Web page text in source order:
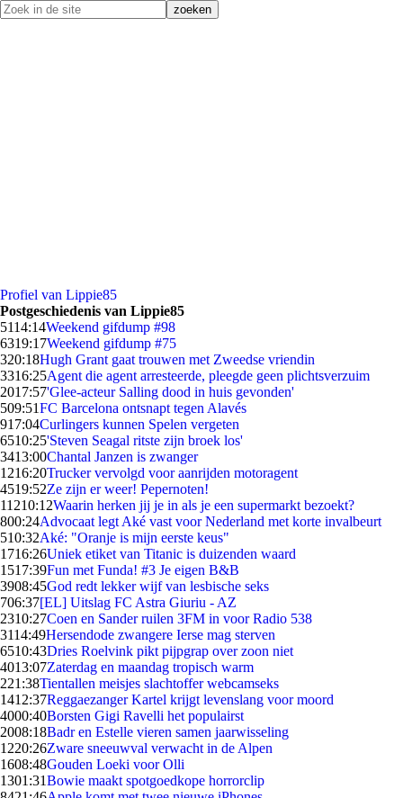
Profiel van Lippie85
Postgeschiedenis van Lippie85
5114:14Weekend gifdump #98
6319:17Weekend gifdump #75
320:18Hugh Grant gaat trouwen met Zweedse vriendin
3316:25Agent die agent arresteerde, pleegde geen plichtsverzuim
2017:57'Glee-acteur Salling dood in huis gevonden'
509:51FC Barcelona ontsnapt tegen Alavés
917:04Curlingers kunnen Spelen vergeten
6510:25'Steven Seagal ritste zijn broek los'
3413:00Chantal Janzen is zwanger
1216:20Trucker vervolgd voor aanrijden motoragent
4519:52Ze zijn er weer! Pepernoten!
11210:12Waarin herken jij je in als je een supermarkt bezoekt?
800:24Advocaat legt Aké vast voor Nederland met korte invalbeurt
510:32Aké: "Oranje is mijn eerste keus"
1716:26Uniek etiket van Titanic is duizenden waard
1517:39Fun met Funda! #3 Je eigen B&B
3908:45God redt lekker wijf van lesbische seks
706:37[EL] Uitslag FC Astra Giuriu - AZ
2310:27Coen en Sander ruilen 3FM in voor Radio 538
3114:49Hersendode zwangere Ierse mag sterven
6510:43Dries Roelvink pikt pijpgrap over zoon niet
4013:07Zaterdag en maandag tropisch warm
221:38Tientallen meisjes slachtoffer webcamseks
1412:37Reggaezanger Kartel krijgt levenslang voor moord
4000:40Borsten Gigi Ravelli het populairst
2008:18Badr en Estelle vieren samen jaarwisseling
1220:26Zware sneeuwval verwacht in de Alpen
1608:48Gouden Loeki voor Olli
1301:31Bowie maakt spotgoedkope horrorclip